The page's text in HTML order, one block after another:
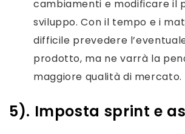
cambiamenti e modificare il
sviluppo. Con il tempo e i
difficile prevedere
prodotto, ma ne varrà la
maggiore qualità di mercato.
5). Imposta sprint e